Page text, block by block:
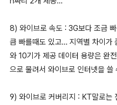
8) 와이브로 속도 : 3G보다 조금
큼 빠를때도 있고... 지역별 차이가
와 10기가 제공 데이터 용량은 완
으로 물려서 와이브로 인터넷을 쓸
9) 와이브로 커버리지 : KT말로는